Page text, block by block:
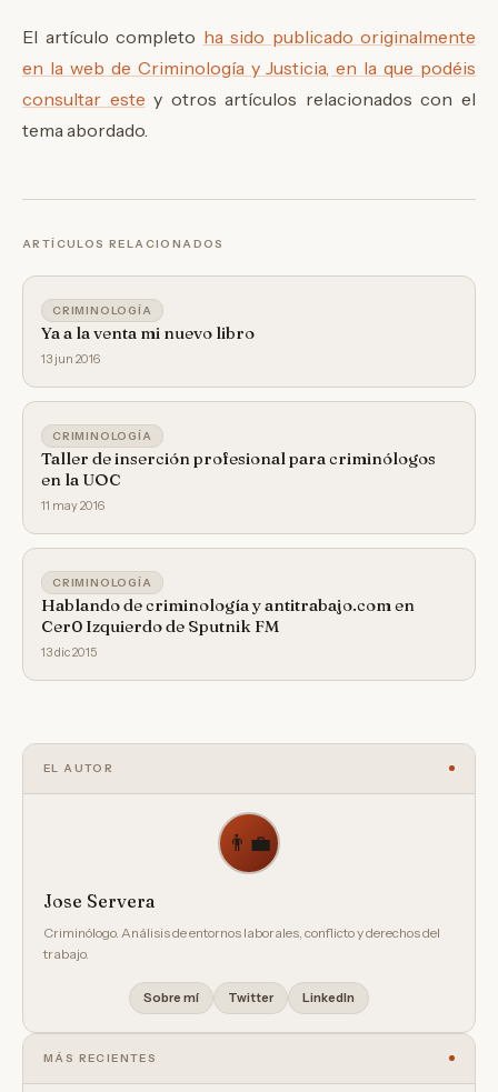
El artículo completo ha sido publicado originalmente
en la web de Criminología y Justicia, en la que podéis
consultar este y otros artículos relacionados con el
tema abordado.
ARTÍCULOS RELACIONADOS
CRIMINOLOGÍA
Ya a la venta mi nuevo libro
13 jun 2016
CRIMINOLOGÍA
Taller de inserción profesional para criminólogos
en la UOC
11 may 2016
CRIMINOLOGÍA
Hablando de criminología y antitrabajo.com en
Cer0 Izquierdo de Sputnik FM
13 dic 2015
EL AUTOR
👨‍💼
Jose Servera
Criminólogo. Análisis de entornos laborales, conflicto y derechos del
trabajo.
Sobre mí Twitter LinkedIn
MÁS RECIENTES